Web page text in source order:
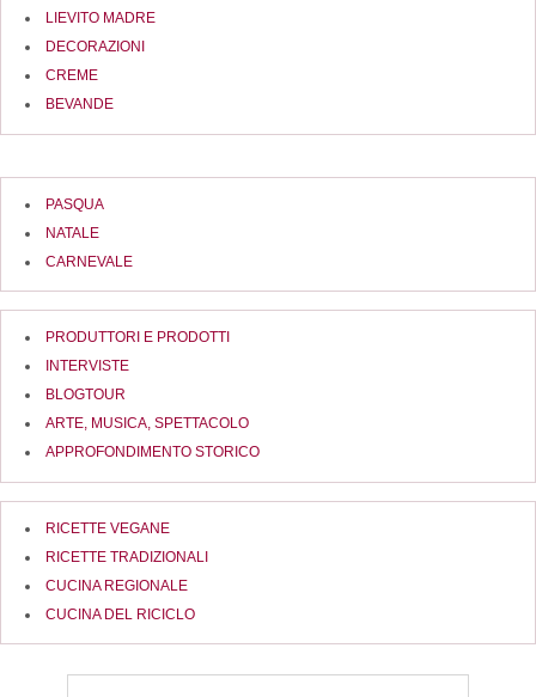
LIEVITO MADRE
DECORAZIONI
CREME
BEVANDE
PASQUA
NATALE
CARNEVALE
PRODUTTORI E PRODOTTI
INTERVISTE
BLOGTOUR
ARTE, MUSICA, SPETTACOLO
APPROFONDIMENTO STORICO
RICETTE VEGANE
RICETTE TRADIZIONALI
CUCINA REGIONALE
CUCINA DEL RICICLO